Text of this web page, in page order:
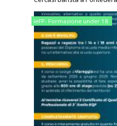
IeFP- Formazione under 18